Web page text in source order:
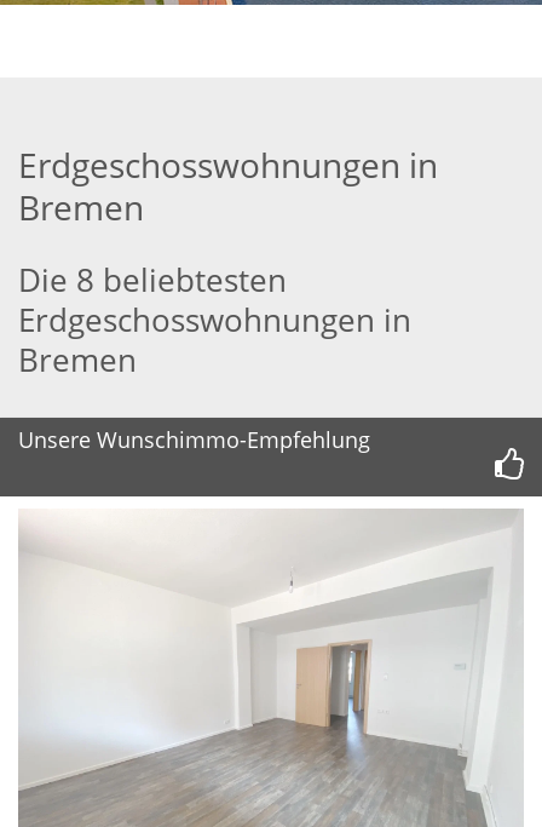
Erdgeschosswohnungen in
Bremen
Die 8 beliebtesten
Erdgeschosswohnungen in
Bremen
Unsere Wunschimmo-Empfehlung